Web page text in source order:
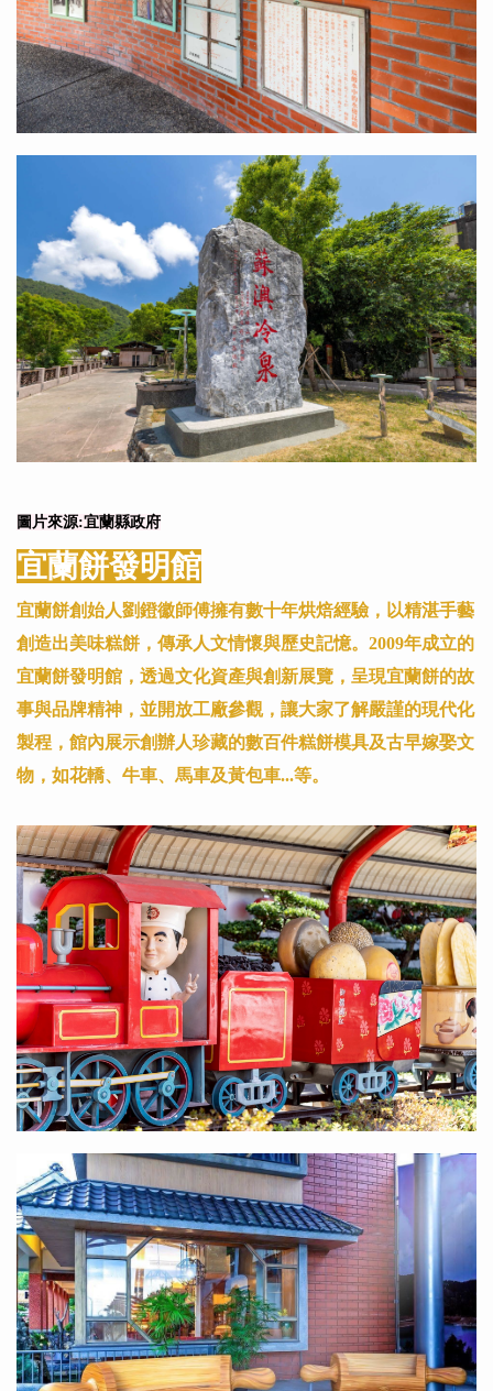
圖片來源:宜蘭縣政府
宜蘭餅發明館
宜蘭餅創始人劉鐙徽師傅擁有數十年烘焙經驗，以精湛手藝
創造出美味糕餅，傳承人文情懷與歷史記憶。2009年成立的
宜蘭餅發明館，透過文化資產與創新展覽，呈現宜蘭餅的故
事與品牌精神，並開放工廠參觀，讓大家了解嚴謹的現代化
製程，館內展示創辦人珍藏的數百件糕餅模具及古早嫁娶文
物，如花轎、牛車、馬車及黃包車...等。